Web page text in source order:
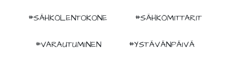
#SÄHKÖLENTOKONE #SÄHKÖMITTARIT
#VARAUTUMINEN #YSTÄVÄNPÄIVÄ